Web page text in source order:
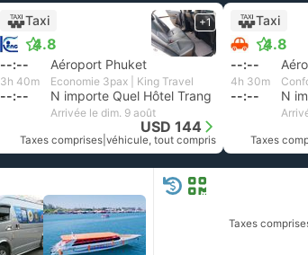
Taxi
4.8
+1
--:-- Aéroport Phuket
3h 40m Economie 3pax | King Travel
--:-- N importe Quel Hôtel Trang
Arrivée le dim. 9 août
USD 144
Taxes comprises véhicule, tout compris
Taxi
4.8
--:--
4h 30m
--:-- N
Taxes
Taxes